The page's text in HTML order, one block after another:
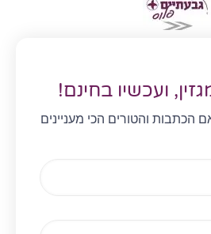
ועכשיו בחינם!
הכתבות והטורים הכי מעניינים